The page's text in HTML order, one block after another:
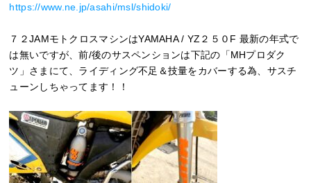
https://www.ne.jp/asahi/msl/shidoki/
７２JAMモトクロスマシンはYAMAHA / YZ２５０F 最新の年式で
は無いですが、前/後のサスペンションは下記の「MHプロダク
ツ」さまにて、ライディング不足＆技量をカバーする為、サスチ
ューンしちゃってます！！